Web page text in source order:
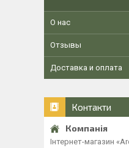
О нас
Отзывы
Доставка и оплата
Контакти
Інтернет-магазин